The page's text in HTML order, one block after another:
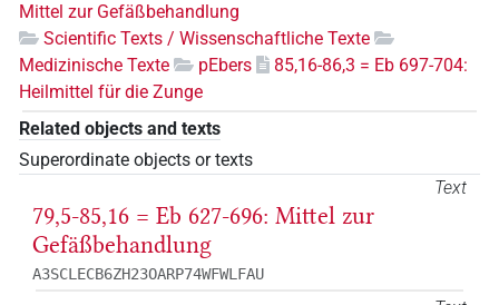
Mittel zur Gefäßbehandlung
Scientific Texts / Wissenschaftliche Texte
Medizinische Texte
pEbers
85,16-86,3 = Eb 697-704:
Heilmittel für die Zunge
Related objects and texts
Superordinate objects or texts
Text
79,5-85,16 = Eb 627-696: Mittel zur
Gefäßbehandlung
A3SCLECB6ZH23OARP74WFWLFAU